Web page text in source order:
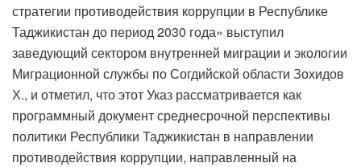
стратегии противодействия коррупции в Республике
Таджикистан до период 2030 года» выступил
заведующий сектором внутренней миграции и экологии
Миграционной службы по Согдийской области Зохидов
Х., и отметил, что этот Указ рассматривается как
программный документ среднесрочной перспективы
политики Республики Таджикистан в направлении
противодействия коррупции, направленный на